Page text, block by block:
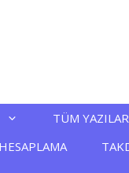
TÜM YAZILAR